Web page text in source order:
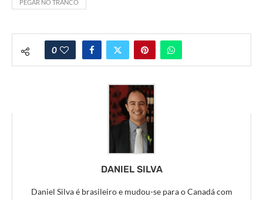
PEGAR NO TRANCO
0
DANIEL SILVA
Daniel Silva é brasileiro e mudou-se para o Canadá com